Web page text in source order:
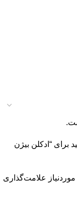
برای “ادکلن بیژن
علامت‌گذاری